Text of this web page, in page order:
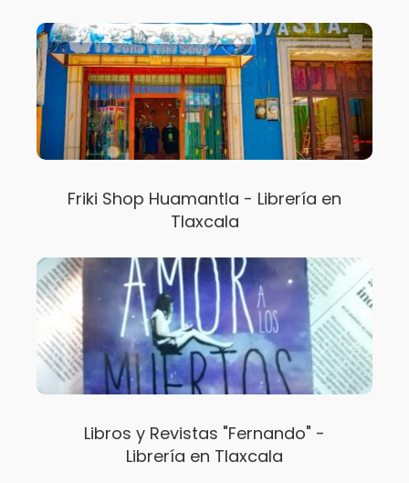
Friki Shop Huamantla - Librería en
Tlaxcala
Libros y Revistas "Fernando" -
Librería en Tlaxcala